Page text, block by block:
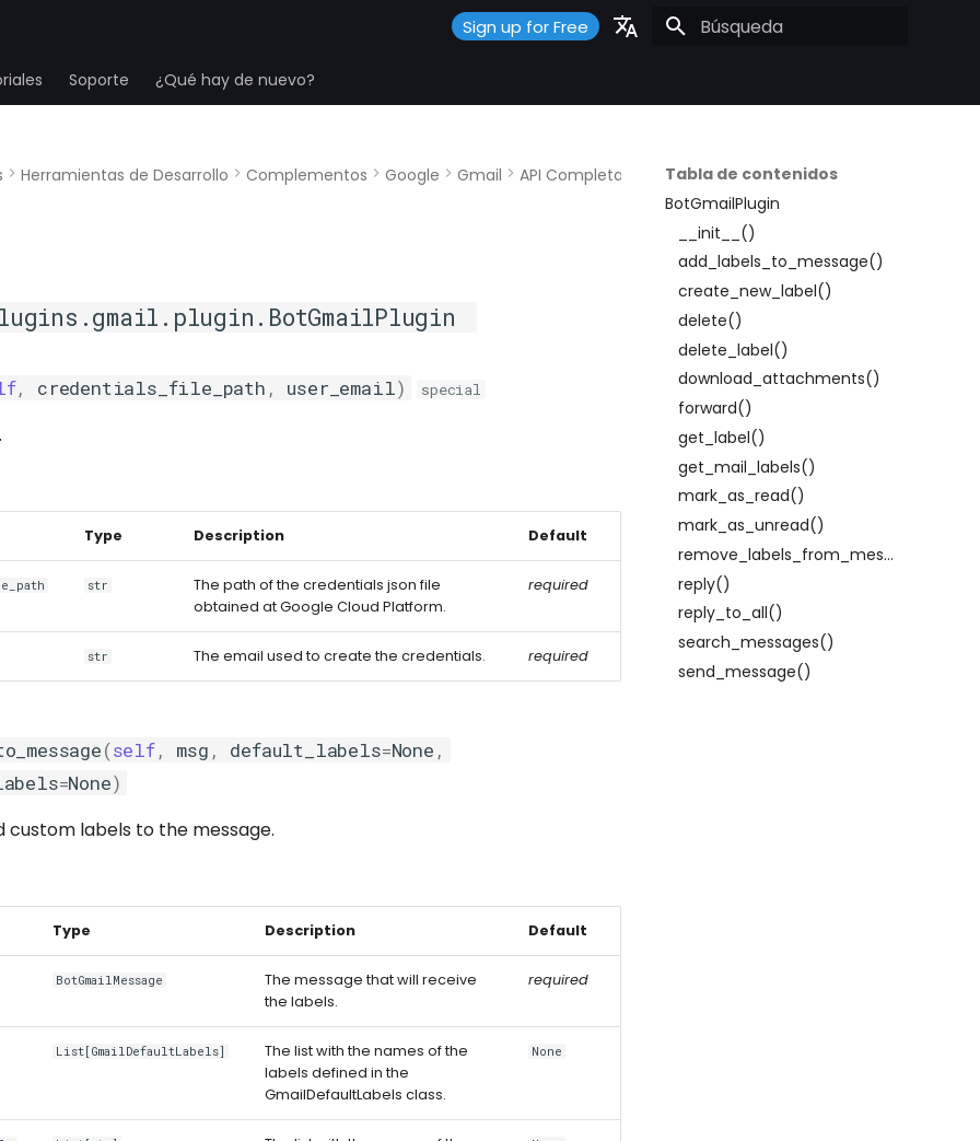
Sign up for Free
Soporte ¿Qué hay de nuevo?
Tabla de contenidos
BotGmailPlugin
__init__()
add_labels_to_message()
create_new_label()
delete()
delete_label()
download_attachments()
forward()
get_label()
get_mail_labels()
mark_as_read()
mark_as_unread()
remove_labels_from_message()
reply()
reply_to_all()
search_messages()
send_message()
Herramientas de Desarrollo Complementos Google Gmail API Completa
, credentials_file_path , user_email) special
Type Description Default
str
The path of the credentials json file
obtained at Google Cloud Platform.
required
str The email used to create the credentials. required
(self, msg , default_labels=None ,
=None)
custom labels to the message.
Type Description Default
BotGmailMessage
The message that will receive
the labels.
required
List[GmailDefaultLabels]
The list with the names of the
labels defined in the
GmailDefaultLabels class.
None